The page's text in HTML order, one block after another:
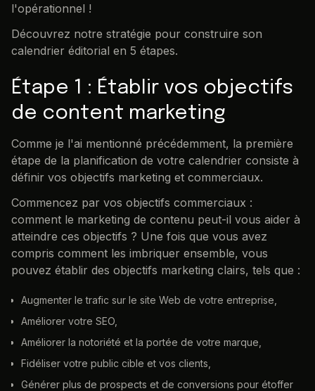
l'opérationnel !
Découvrez notre stratégie pour construire son
calendrier éditorial en 5 étapes.
Étape 1 : Établir vos objectifs
de content marketing
Comme je l'ai mentionné précédemment, la première
étape de la planification de votre calendrier consiste à
définir vos objectifs marketing et commerciaux.
Commencez par vos objectifs commerciaux :
comment le marketing de contenu peut-il vous aider à
atteindre ces objectifs ? Une fois que vous avez
compris comment les imbriquer ensemble, vous
pouvez établir des objectifs marketing clairs, tels que :
Augmenter le trafic sur le site Web de votre entreprise,
Améliorer votre SEO,
Améliorer la notoriété et la portée de votre marque,
Fidéliser votre public cible et vos clients,
Générer plus de prospects et de conversions pour étoffer